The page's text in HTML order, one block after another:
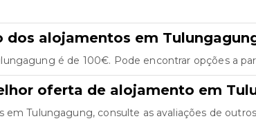
dos alojamentos em
é de 100€. Pode encontrar opções a
oferta de alojamento em
em Tulungagung, consulte as avaliações de